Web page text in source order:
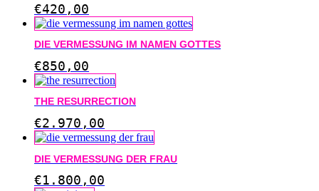
€420,00
DIE VERMESSUNG IM NAMEN GOTTES
€850,00
THE RESURRECTION
€2.970,00
DIE VERMESSUNG DER FRAU
€1.800,00